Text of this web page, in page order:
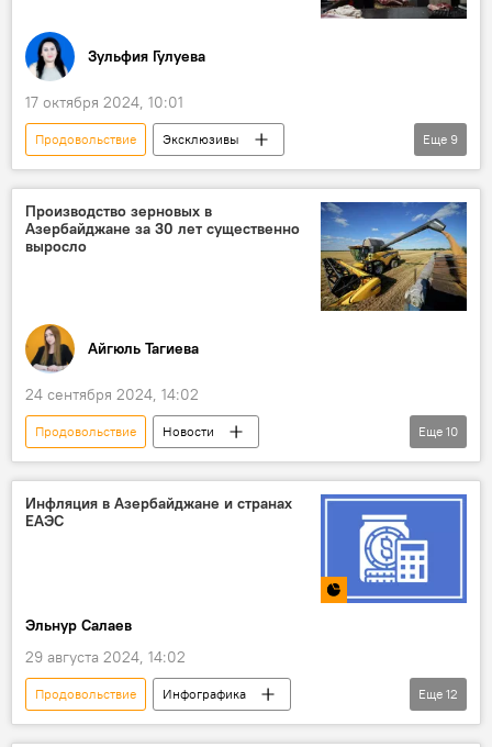
Зульфия Гулуева
17 октября 2024, 10:01
Продовольствие
Эксклюзивы
Азербайджан
Экономика
Халяль
стандарт "Халяль"
Стандарты
Сертификация
Еще 9
Производство зерновых в
Азербайджане за 30 лет существенно
выросло
Айгюль Тагиева
24 сентября 2024, 14:02
Продовольствие
Новости
Азербайджан
Минсельхоз АР
Аграрный сектор
пшеница
Изменения климата
Продовольственная безопасность
Еще 10
Инфляция в Азербайджане и странах
ЕАЭС
Эльнур Салаев
29 августа 2024, 14:02
Продовольствие
Инфографика
Азербайджан
Экономика
ЕАЭС
Еще 12